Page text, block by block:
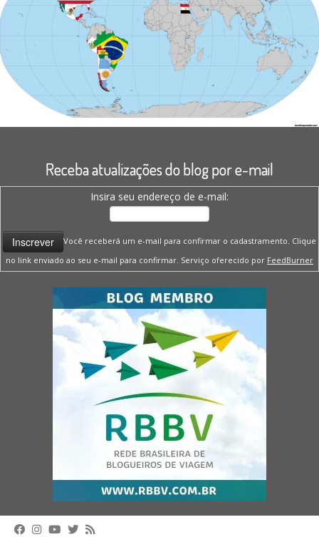
Receba atualizações do blog por e-mail
Insira seu endereço de e-mail:
Você receberá um e-mail para confirmar o cadastramento. Clique
no link enviado ao seu e-mail para confirmar. Serviço oferecido por FeedBurner